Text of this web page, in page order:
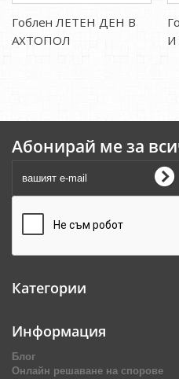
Гоблен ЛЕТЕН ДЕН В
АХТОПОЛ
И
Абонирай ме за
Категории
Информация
Блог
Онлайн решаване на спорове